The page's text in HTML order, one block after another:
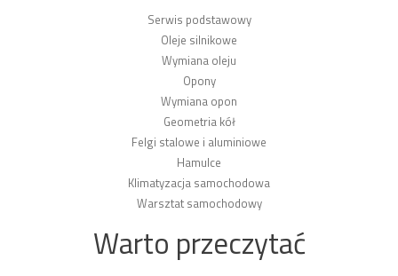
Serwis podstawowy
Oleje silnikowe
Wymiana oleju
Opony
Wymiana opon
Geometria kół
Felgi stalowe i aluminiowe
Hamulce
Klimatyzacja samochodowa
Warsztat samochodowy
Warto przeczytać